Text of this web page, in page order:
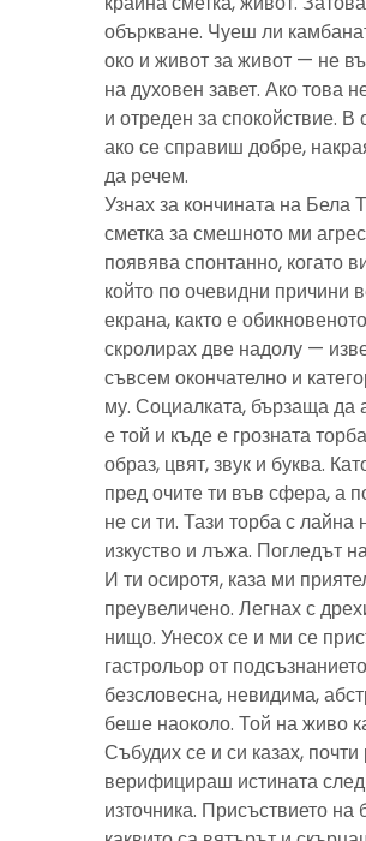
объркване. Чуеш ли
око и живот за живот — не
на духовен завет. Ако това
и отреден за спокойствие. В
ако се справиш добре,
да речем.
Узнах за кончината на Бела
сметка за смешното ми
появява спонтанно, когато
който по очевидни причини
екрана, както е
скролирах две надолу —
съвсем окончателно и
му. Социалката, бързаща
е той и къде е грозната
образ, цвят, звук и буква.
пред очите ти във сфера, а
не си ти. Тази торба с
изкуство и лъжа. Погледът
И ти осиротя, каза ми
преувеличено. Легнах с
нищо. Унесох се и ми се
гастрольор от
безсловесна, невидима,
беше наоколо. Той на живо
Събудих се и си казах,
верифицираш истината
източника. Присъствието